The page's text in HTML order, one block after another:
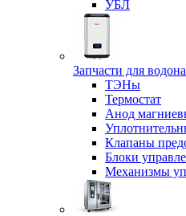
УБЛ
Запчасти для
ТЭНы
Термостат
Анод
Клапаны
Блоки
Механизмы